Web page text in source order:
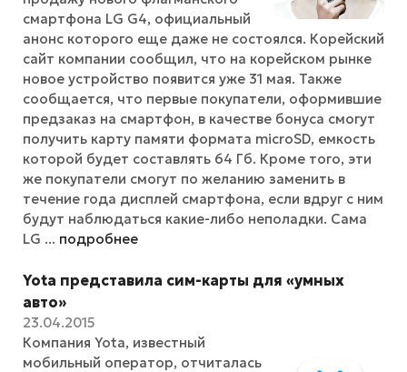
смартфона LG G4, официальный
анонс которого еще даже не состоялся. Корейский
сайт компании сообщил, что на корейском рынке
новое устройство появится уже 31 мая. Также
сообщается, что первые покупатели, оформившие
предзаказ на смартфон, в качестве бонуса смогут
получить карту памяти формата microSD, емкость
которой будет составлять 64 Гб. Кроме того, эти
же покупатели смогут по желанию заменить в
течение года дисплей смартфона, если вдруг с ним
будут наблюдаться какие-либо неполадки. Сама
LG ... подробнее
Yota представила сим-карты для «умных
авто»
23.04.2015
Компания Yota, известный
мобильный оператор, отчиталась